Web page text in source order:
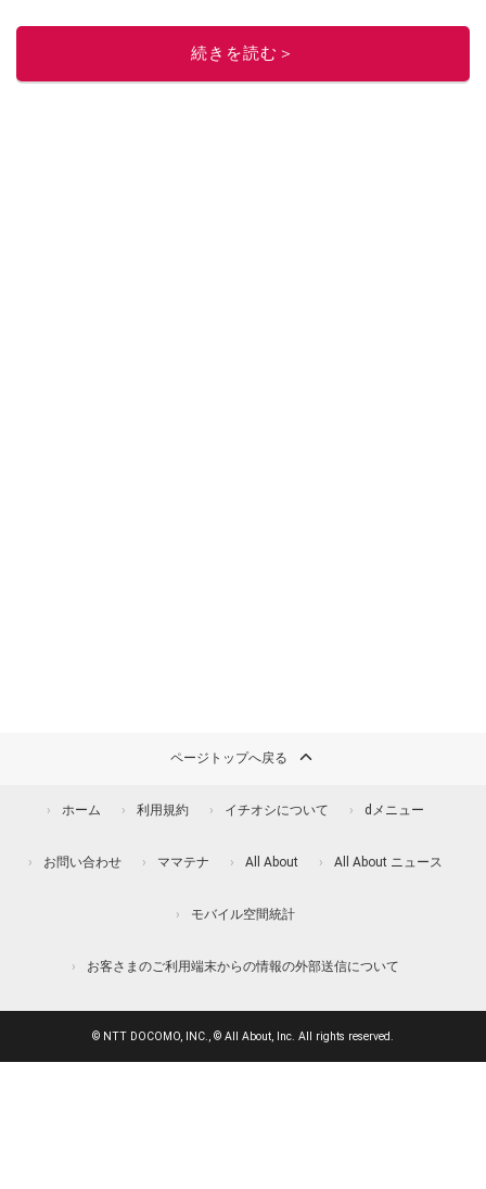
このイチオシストの他の記事を読む
続きを読む＞
ページトップへ戻る
ホーム 利用規約 イチオシについて dメニュー
お問い合わせ ママテナ All About All About ニュース
モバイル空間統計
お客さまのご利用端末からの情報の外部送信について
© NTT DOCOMO, INC., © All About, Inc. All rights reserved.